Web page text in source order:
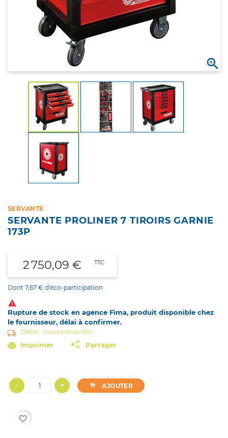

SERVANTE
SERVANTE PROLINER 7 TIROIRS GARNIE
173P
2 750,09 € TTC
Dont 7,67 € d'éco-participation

Rupture de stock en agence Fima, produit disponible chez
le fournisseur, délai à confirmer.
Délai : nous consulter
Imprimer
Partager
- + AJOUTER
favorite_border